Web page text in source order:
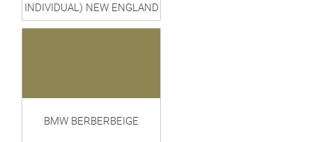
INDIVIDUAL) NEW ENGLAND
BMW BERBERBEIGE